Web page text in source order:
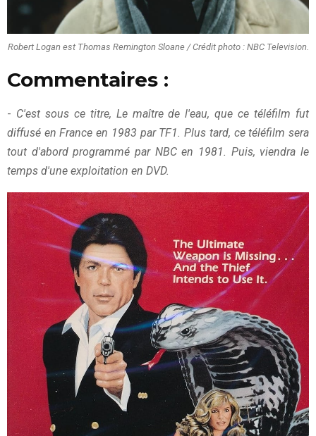
Robert Logan est Thomas Remington Sloane / Crédit photo : NBC Television.
Commentaires :
- C'est sous ce titre, Le maître de l'eau, que ce téléfilm fut
diffusé en France en 1983 par TF1. Plus tard, ce téléfilm sera
tout d'abord programmé par NBC en 1981. Puis, viendra le
temps d'une exploitation en DVD.